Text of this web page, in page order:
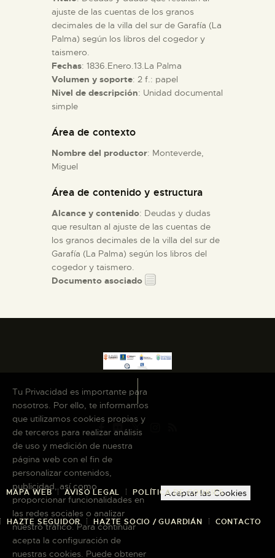
ESPAÑOL
ajuste de las cuentas de los granos
decimales de la villa del sur de Garafía (La
Palma) según los libros del cogedor y
taismero.
Fechas: 1836.Enero.13.La Palma
Volumen y soporte: 2 f.: papel
Nivel de descripción: Unidad documental
simple
Área de contexto
Nombre del productor: Monteverde,
Miguel
Área de contenido y estructura
Alcance y contenido: Deudas y dudas
que resultan al ajuste de las cuentas de
los granos decimales de la villa del sur de
Garafía (La Palma) según los libros del
cogedor y taismero.
Documento asociado
MAPA WEB AVISO LEGAL POLÍTICA DE COOKIES
HAZTE SEGUIDOR HAZTE SOCIO / GUARDIÁN CONTACTO
Tu Privacidad es importante para
nosotros. Por ello, te informamos
que utilizamos cookies propias y
de terceros para realizar análisis
de uso y medición de nuestra
página web con el fin de
personalizar contenidos,
publicidad, así como
proporcionar funcionalidades en
las redes sociales o analizar
nuestro tráfico. Para continuar
acepta la configuración de
nuestras cookies. Puede obtener
Aceptar las Cookies